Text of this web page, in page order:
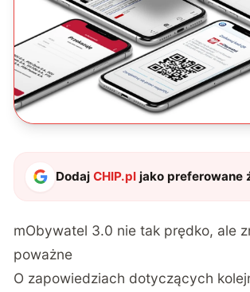
DodajCHIP.pl jako preferowane
mObywatel 3.0 nie tak prędko, ale
poważne
O zapowiedziach dotyczących